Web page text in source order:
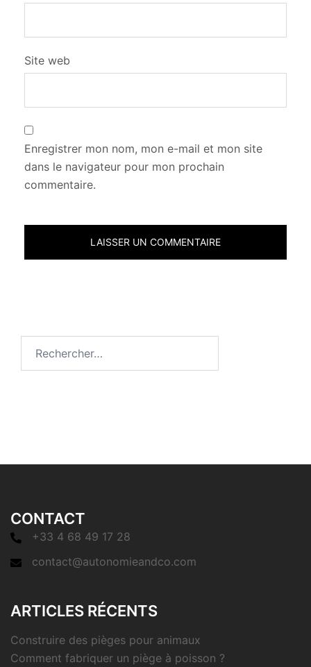
Site web
Enregistrer mon nom, mon e-mail et mon site
dans le navigateur pour mon prochain
commentaire.
CONTACT
+33 4 68 49 17 28
contact@autonomieandco.com
ARTICLES RÉCENTS
Construire des pièges pour animaux
Comment fabriquer un piège à poisson ?